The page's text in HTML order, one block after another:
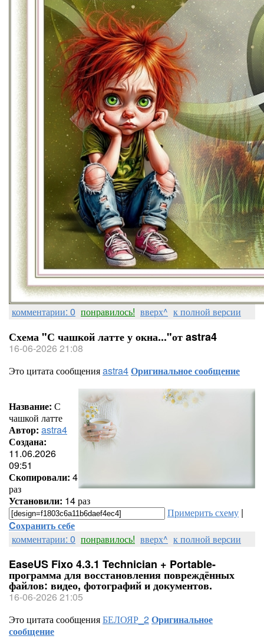
комментарии: 0 понравилось! вверх^ к полной версии
Схема "С чашкой латте у окна..."от astra4
16-06-2026 21:08
Это цитата сообщенияastra4Оригинальное сообщение
Название: С
чашкой латте
Автор: astra4
Создана:
11.06.2026
09:51
Скопировали: 4
раз
Установили: 14 раз
Примерить схему |
Cохранить себе
комментарии: 0 понравилось! вверх^ к полной версии
EaseUS Fixo 4.3.1 Technician + Portable-
программа для восстановления повреждённых
файлов: видео, фотографий и документов.
16-06-2026 21:05
Это цитата сообщенияБЕЛОЯР_2Оригинальное
сообщение